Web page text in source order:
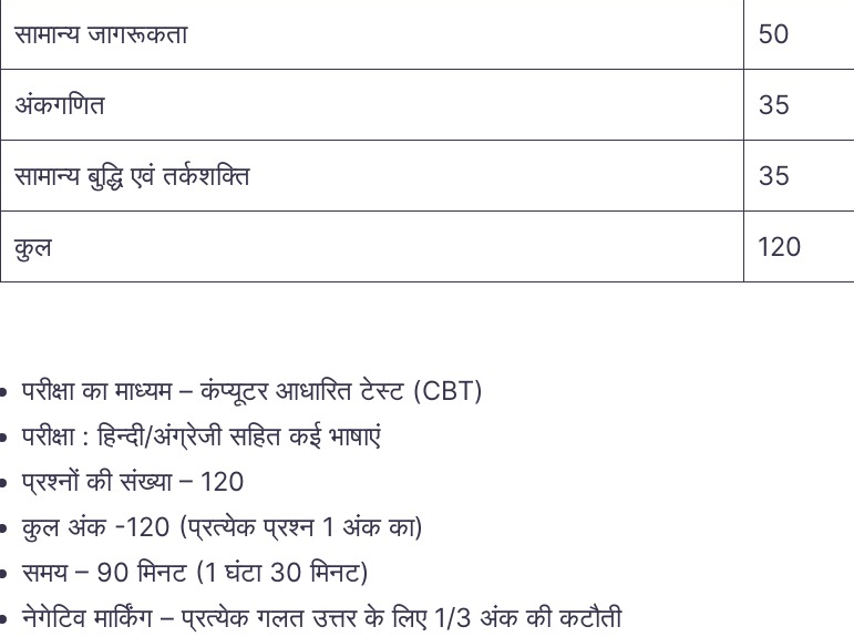
सामान्य जागरूकता 50
अंकगणित 35
सामान्य बुद्धि एवं तर्कशक्ति 35
कुल 120
परीक्षा का माध्यम – कंप्यूटर आधारित टेस्ट (CBT)
परीक्षा : हिन्दी/अंग्रेजी सहित कई भाषाएं
प्रश्नों की संख्या – 120
कुल अंक -120 (प्रत्येक प्रश्न 1 अंक का)
समय – 90 मिनट (1 घंटा 30 मिनट)
नेगेटिव मार्किंग – प्रत्येक गलत उत्तर के लिए 1/3 अंक की कटौती